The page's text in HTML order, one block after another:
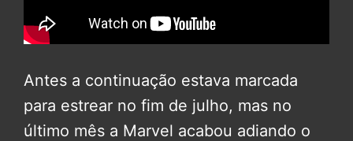
Antes a continuação estava marcada
para estrear no fim de julho, mas no
último mês a Marvel acabou adiando o